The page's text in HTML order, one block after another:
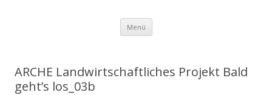
Menü Zum
springen
ARCHE Landwirtschaftliches Projekt Bald
geht’s los_03b